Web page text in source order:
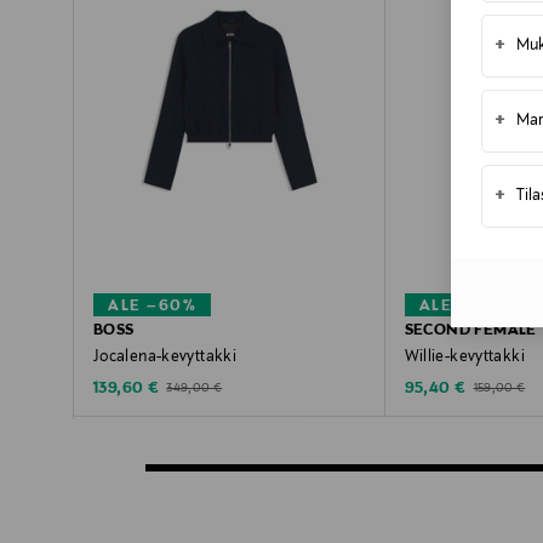
+
+
+
ALE –60%
BOSS
Jocalena-kevyttakki
Discounted Price
139,60 € Original Price
349,00 €
ALE –40%
SECOND FEMALE
Willie-kevyttakki
Discounted Price
95,40 € Original Price
159,00 €